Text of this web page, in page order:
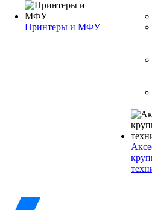
Принтеры и МФУ